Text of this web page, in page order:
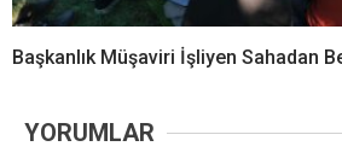
Başkanlık Müşaviri İşliyen Sahadan
YORUMLAR